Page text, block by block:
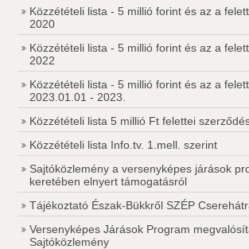
Közzétételi lista - 5 millió forint és az a
2020
Közzétételi lista - 5 millió forint és az a
2022
Közzétételi lista - 5 millió forint és az a
2023.01.01 - 2023.
Közzétételi lista 5 millió Ft felettei
Közzétételi lista Info.tv. 1.mell. szerint
Sajtóközlemény a versenyképes járások
keretében elnyert támogatásról
Tájékoztató Észak-Bükkről SZÉP
Versenyképes Járások Program
Sajtóközlemény